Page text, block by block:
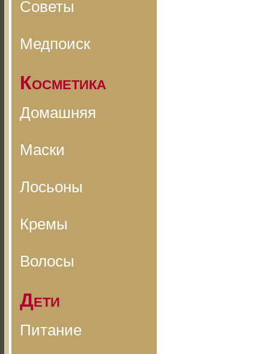
Советы
Медпоиск
Косметика
Домашняя
Маски
Лосьоны
Кремы
Волосы
Дети
Питание